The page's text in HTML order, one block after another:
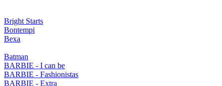
Bright Starts
Bontempi
Bexa
Batman
BARBIE - I can be
BARBIE - Fashionistas
BARBIE - Extra